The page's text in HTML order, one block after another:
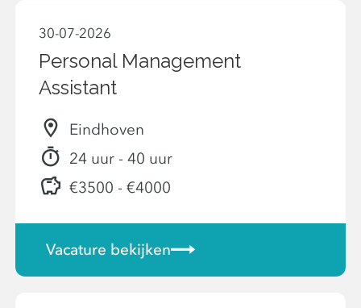
30-07-2026
Personal Management
Assistant
Eindhoven
24 uur - 40 uur
€3500 - €4000
Vacature bekijken